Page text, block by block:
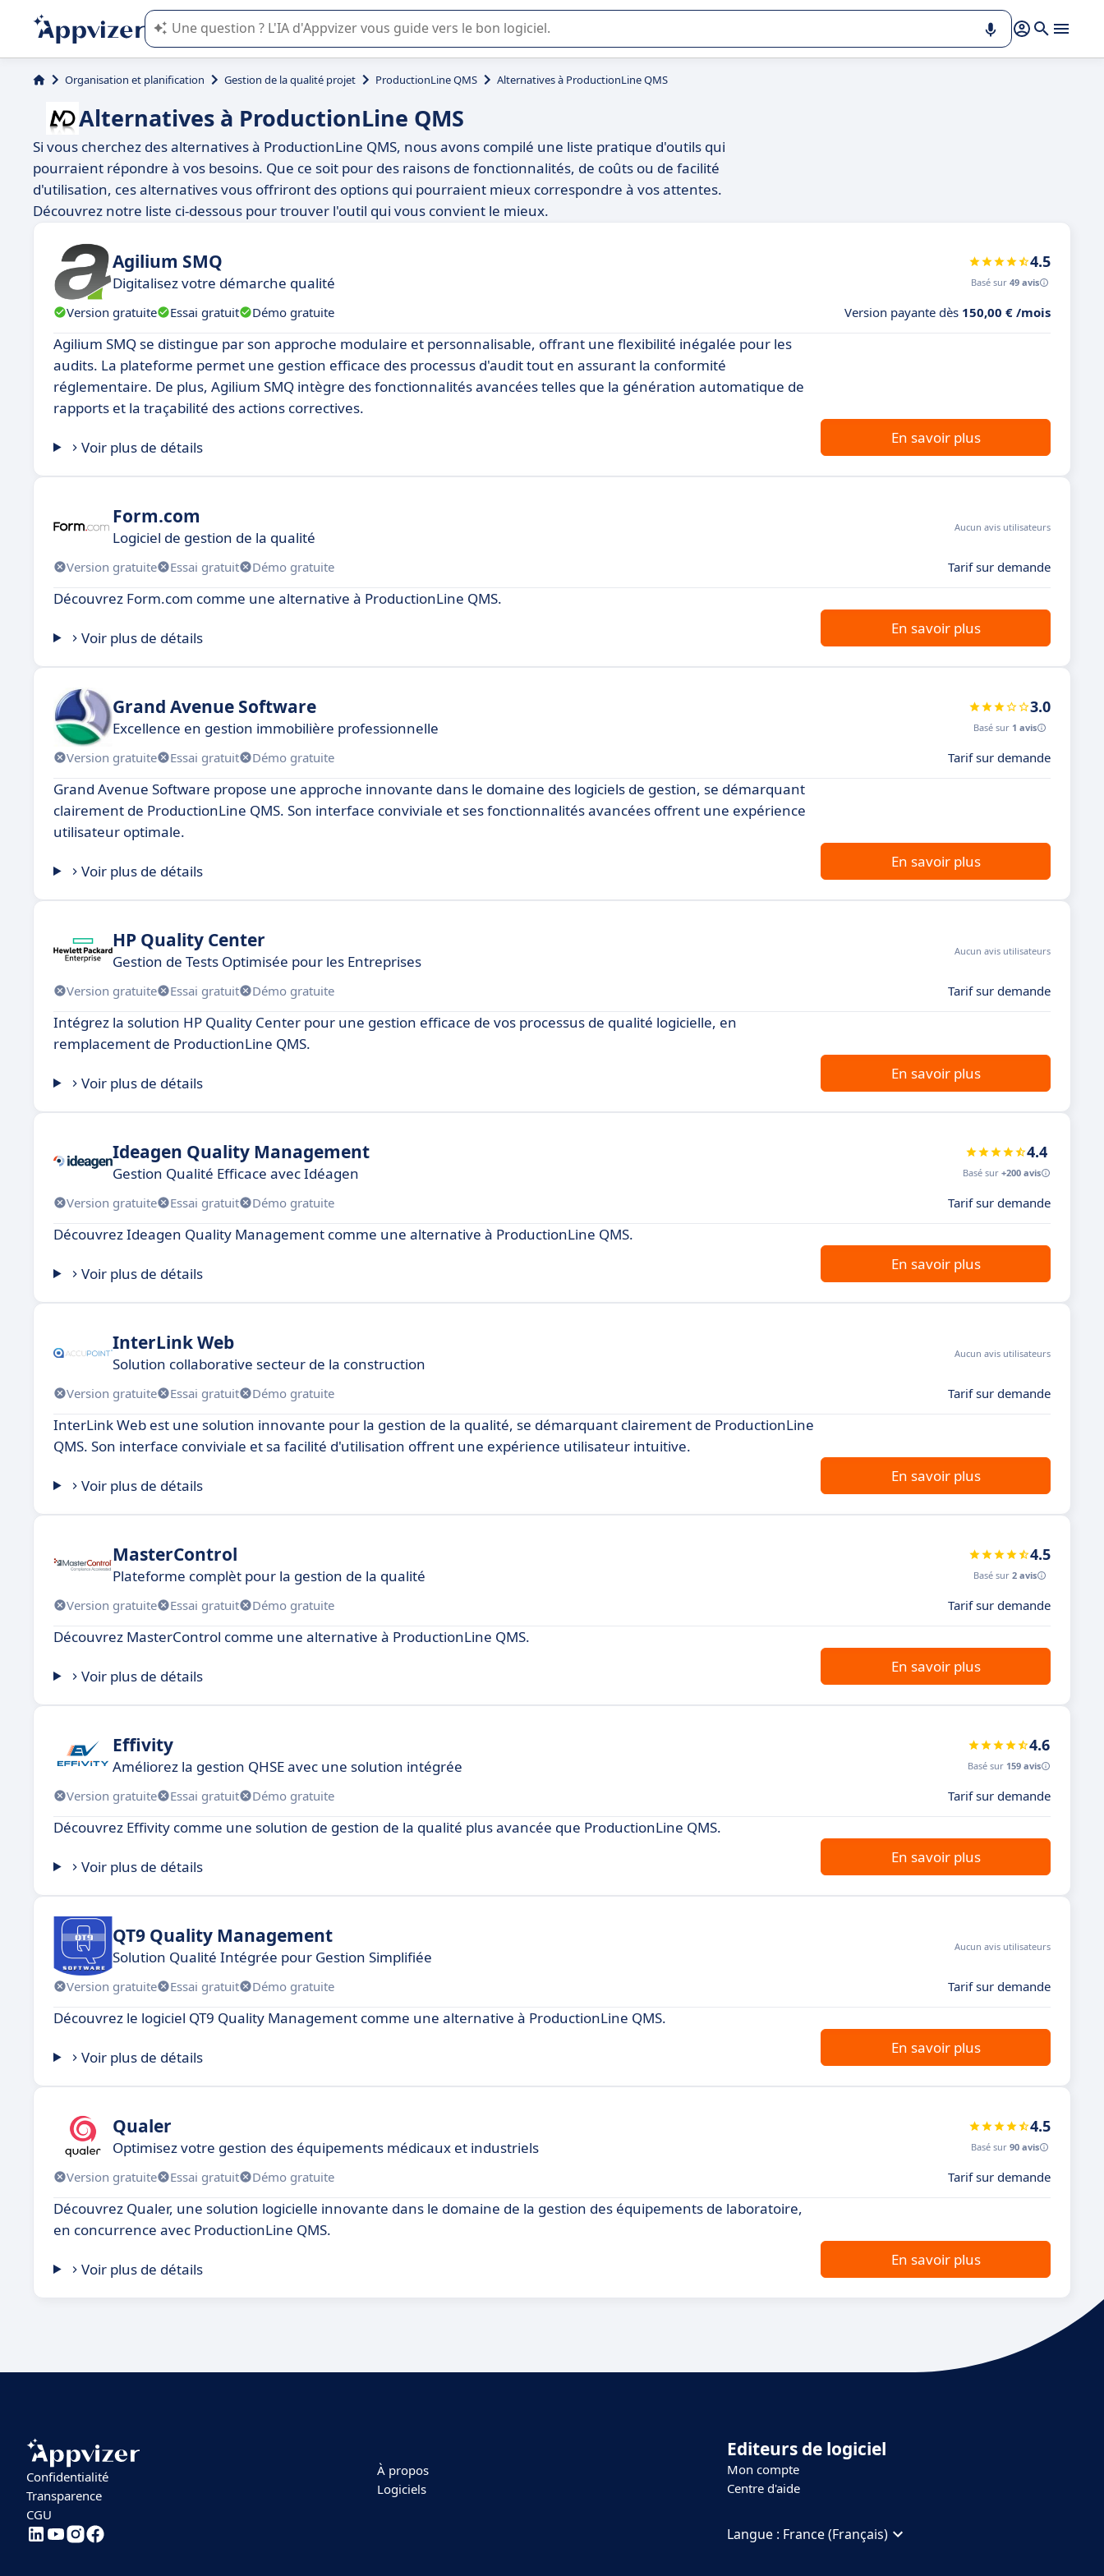
L'IA de Appvizer vous guide dans l'utilisation ou la sélection de logiciel SaaS en entreprise.
Organisation et planification Gestion de la qualité projet ProductionLine QMS Alternatives à ProductionLine QMS
Alternatives à ProductionLine QMS
Si vous cherchez des alternatives à ProductionLine QMS, nous avons compilé une liste pratique d'outils qui
pourraient répondre à vos besoins. Que ce soit pour des raisons de fonctionnalités, de coûts ou de facilité
d'utilisation, ces alternatives vous offriront des options qui pourraient mieux correspondre à vos attentes.
Découvrez notre liste ci-dessous pour trouver l'outil qui vous convient le mieux.
Agilium SMQ
Digitalisez votre démarche qualité
4.5
Basé sur 49 avis
Version gratuite Essai gratuit Démo gratuite Version payante dès 150,00 € /mois
Agilium SMQ se distingue par son approche modulaire et personnalisable, offrant une flexibilité inégalée pour les
audits. La plateforme permet une gestion efficace des processus d'audit tout en assurant la conformité
réglementaire. De plus, Agilium SMQ intègre des fonctionnalités avancées telles que la génération automatique de
rapports et la traçabilité des actions correctives.
Voir plus de détails
En savoir plus
Form.com
Logiciel de gestion de la qualité
Aucun avis utilisateurs
Version gratuite Essai gratuit Démo gratuite Tarif sur demande
Découvrez Form.com comme une alternative à ProductionLine QMS.
Voir plus de détails
En savoir plus
Grand Avenue Software
Excellence en gestion immobilière professionnelle
3.0
Basé sur 1 avis
Version gratuite Essai gratuit Démo gratuite Tarif sur demande
Grand Avenue Software propose une approche innovante dans le domaine des logiciels de gestion, se démarquant
clairement de ProductionLine QMS. Son interface conviviale et ses fonctionnalités avancées offrent une expérience
utilisateur optimale.
Voir plus de détails
En savoir plus
HP Quality Center
Gestion de Tests Optimisée pour les Entreprises
Aucun avis utilisateurs
Version gratuite Essai gratuit Démo gratuite Tarif sur demande
Intégrez la solution HP Quality Center pour une gestion efficace de vos processus de qualité logicielle, en
remplacement de ProductionLine QMS.
Voir plus de détails
En savoir plus
Ideagen Quality Management
Gestion Qualité Efficace avec Idéagen
4.4
Basé sur +200 avis
Version gratuite Essai gratuit Démo gratuite Tarif sur demande
Découvrez Ideagen Quality Management comme une alternative à ProductionLine QMS.
Voir plus de détails
En savoir plus
InterLink Web
Solution collaborative secteur de la construction
Aucun avis utilisateurs
Version gratuite Essai gratuit Démo gratuite Tarif sur demande
InterLink Web est une solution innovante pour la gestion de la qualité, se démarquant clairement de ProductionLine
QMS. Son interface conviviale et sa facilité d'utilisation offrent une expérience utilisateur intuitive.
Voir plus de détails
En savoir plus
MasterControl
Plateforme complèt pour la gestion de la qualité
4.5
Basé sur 2 avis
Version gratuite Essai gratuit Démo gratuite Tarif sur demande
Découvrez MasterControl comme une alternative à ProductionLine QMS.
Voir plus de détails
En savoir plus
Effivity
Améliorez la gestion QHSE avec une solution intégrée
4.6
Basé sur 159 avis
Version gratuite Essai gratuit Démo gratuite Tarif sur demande
Découvrez Effivity comme une solution de gestion de la qualité plus avancée que ProductionLine QMS.
Voir plus de détails
En savoir plus
QT9 Quality Management
Solution Qualité Intégrée pour Gestion Simplifiée
Aucun avis utilisateurs
Version gratuite Essai gratuit Démo gratuite Tarif sur demande
Découvrez le logiciel QT9 Quality Management comme une alternative à ProductionLine QMS.
Voir plus de détails
En savoir plus
Qualer
Optimisez votre gestion des équipements médicaux et industriels
4.5
Basé sur 90 avis
Version gratuite Essai gratuit Démo gratuite Tarif sur demande
Découvrez Qualer, une solution logicielle innovante dans le domaine de la gestion des équipements de laboratoire,
en concurrence avec ProductionLine QMS.
Voir plus de détails
En savoir plus
Confidentialité
Transparence
CGU
À propos
Logiciels
Editeurs de logiciel
Mon compte
Centre d'aide
Langue : France (Français)